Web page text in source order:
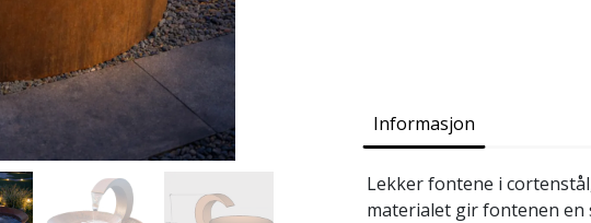
Informasjon
Lekker fontene i
materialet gir fontenen